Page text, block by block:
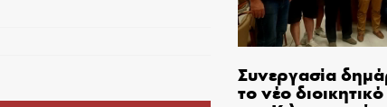
Συνεργασία
το νέο